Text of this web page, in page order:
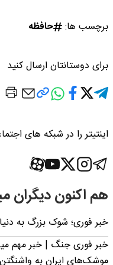
برچسب ها: حافظه
برای دوستانتان ارسال کنید
اینتیتر را در شبکه های
هم اکنون دیگران
خبر فوری؛‌ شوک بزرگ به
خبر فوری جنگ | خبر مهم
موشک‌های ایران به